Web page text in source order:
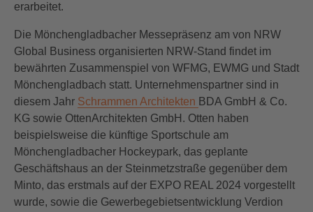
erarbeitet.
Die Mönchengladbacher Messepräsenz am von NRW
Global Business organisierten NRW-Stand findet im
bewährten Zusammenspiel von WFMG, EWMG und Stadt
Mönchengladbach statt. Unternehmenspartner sind in
diesem Jahr Schrammen Architekten BDA GmbH & Co.
KG sowie OttenArchitekten GmbH. Otten haben
beispielsweise die künftige Sportschule am
Mönchengladbacher Hockeypark, das geplante
Geschäftshaus an der Steinmetzstraße gegenüber dem
Minto, das erstmals auf der EXPO REAL 2024 vorgestellt
wurde, sowie die Gewerbegebietsentwicklung Verdion